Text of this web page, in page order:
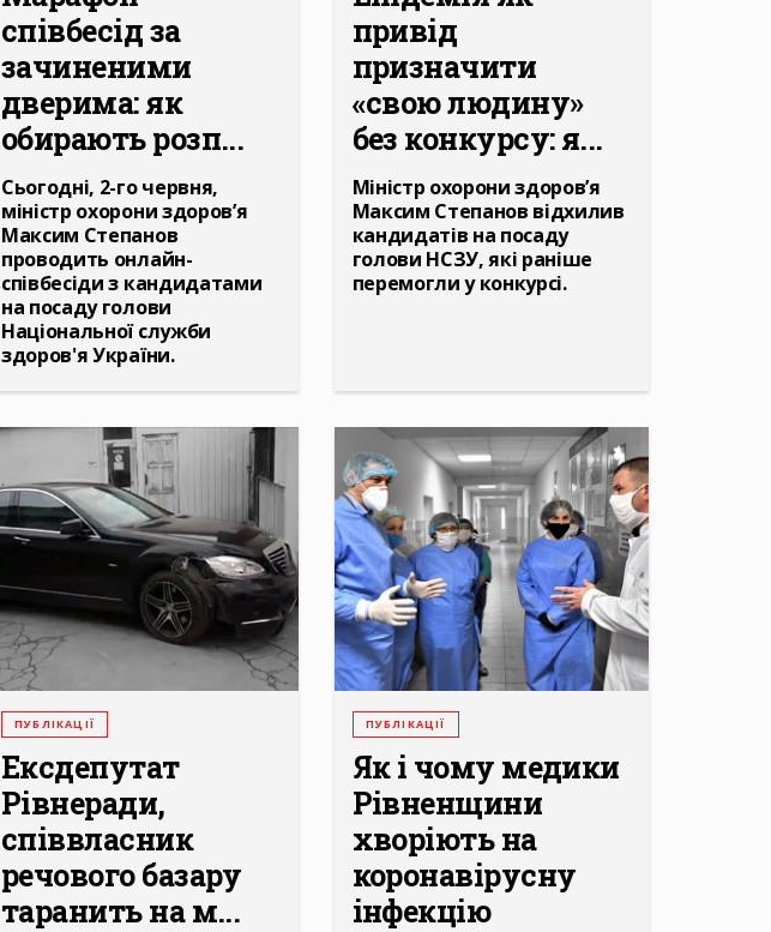
співбесід за
зачиненими
дверима: як
обирають розп...
Сьогодні, 2-го червня,
міністр охорони здоров’я
Максим Степанов
проводить онлайн-
співбесіди з кандидатами
на посаду голови
Національної служби
здоров'я України.
привід
призначити
«свою людину»
без конкурсу: я...
Міністр охорони здоров’я
Максим Степанов відхилив
кандидатів на посаду
голови НСЗУ, які раніше
перемогли у конкурсі.
ПУБЛІКАЦІЇ
Ексдепутат
Рівнеради,
співвласник
речового базару
таранить на м...
ПУБЛІКАЦІЇ
Як і чому медики
Рівненщини
хворіють на
коронавірусну
інфекцію